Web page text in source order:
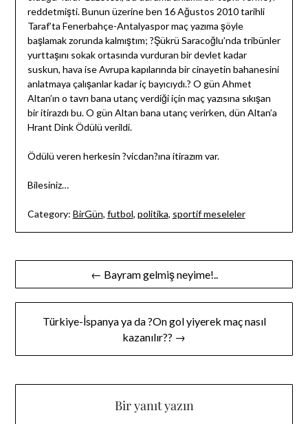
reddetmişti. Bunun üzerine ben 16 Ağustos 2010 tarihli
Taraf’ta Fenerbahçe-Antalyaspor maç yazıma şöyle
başlamak zorunda kalmıştım; ?Şükrü Saracoğlu’nda tribünler
yurttaşını sokak ortasında vurduran bir devlet kadar
suskun, hava ise Avrupa kapılarında bir cinayetin bahanesini
anlatmaya çalışanlar kadar iç bayıcıydı.? O gün Ahmet
Altan’ın o tavrı bana utanç verdiği için maç yazısına sıkışan
bir itirazdı bu. O gün Altan bana utanç verirken, dün Altan’a
Hrant Dink Ödülü verildi.
Ödülü veren herkesin ?vicdan?ına itirazım var.
Bilesiniz…
Category: BirGün, futbol, politika, sportif meseleler
Yazı
gezinmesi
← Bayram gelmiş neyime!..
Türkiye-İspanya ya da ?On gol yiyerek maç nasıl
kazanılır?? →
Bir yanıt yazın